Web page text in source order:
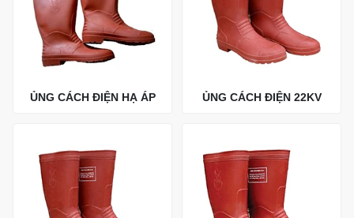
ỦNG CÁCH ĐIỆN HẠ ÁP ỦNG CÁCH ĐIỆN 22KV